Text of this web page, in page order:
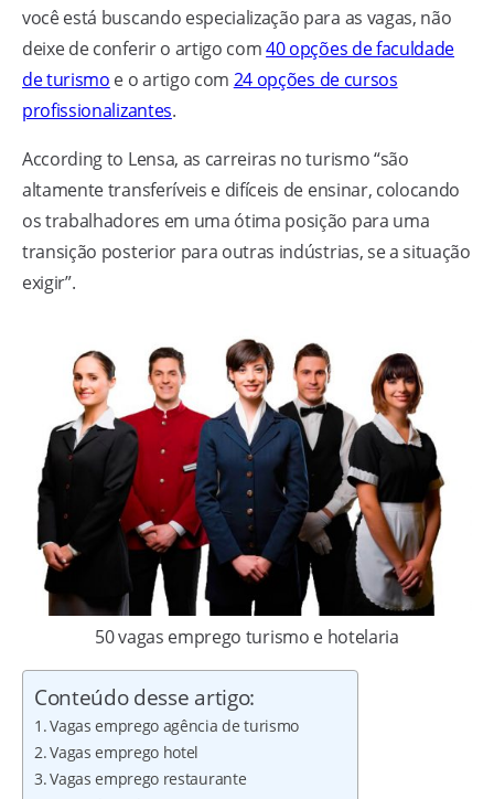
você está buscando especialização para as vagas, não
deixe de conferir o artigo com40 opções de faculdade
de turismo e o artigo com 24 opções de cursos
profissionalizantes.
According to Lensa, as carreiras no turismo “são
altamente transferíveis e difíceis de ensinar, colocando
os trabalhadores em uma ótima posição para uma
transição posterior para outras indústrias, se a situação
exigir”.
50 vagas emprego turismo e hotelaria
Conteúdo desse artigo:
Vagas emprego agência de turismo
Vagas emprego hotel
Vagas emprego restaurante